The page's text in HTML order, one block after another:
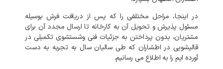
در اینجا، مراحل مختلفی را که پس از دریافت فرش بوسیله
مسئول پذیرش و تحویل آن به کارخانه تا ارسال مجدد آن برای
مشتریان، بدون پرداختن به جزئیات فنی وشستشوی تکمیلی در
قالیشویی در اطشاران که طی سالیان سال به تجربه به دست
آورده ایم را به اطلاع می رسانیم.